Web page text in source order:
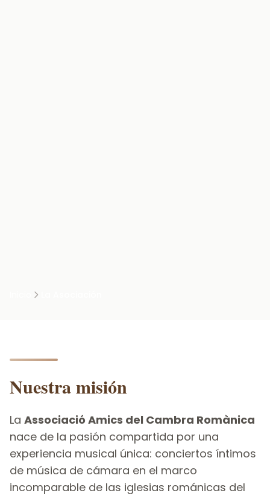
Nuestra misión
La Associació Amics del Cambra Romànica
nace de la pasión compartida por una
experiencia musical única: conciertos íntimos
de música de cámara en el marco
incomparable de las iglesias románicas del